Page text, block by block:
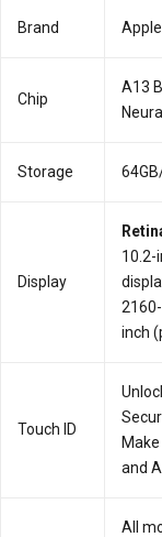
Brand Apple
Chip
A13
Storage
Display
10.2-
inch
Touch ID
and
All